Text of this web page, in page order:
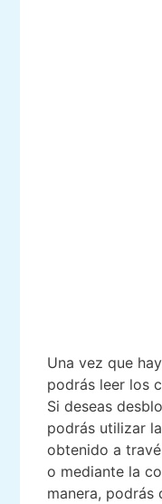
Una vez que
podrás leer los
Si deseas
podrás utilizar
obtenido a
o mediante la
manera, podrás